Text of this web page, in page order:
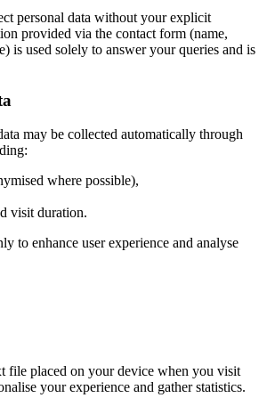
personal data without your explicit
provided via the contact form (name,
is used solely to answer your queries and is
may be collected automatically through
where possible),
visit duration.
to enhance user experience and analyse
file placed on your device when you visit
your experience and gather statistics.